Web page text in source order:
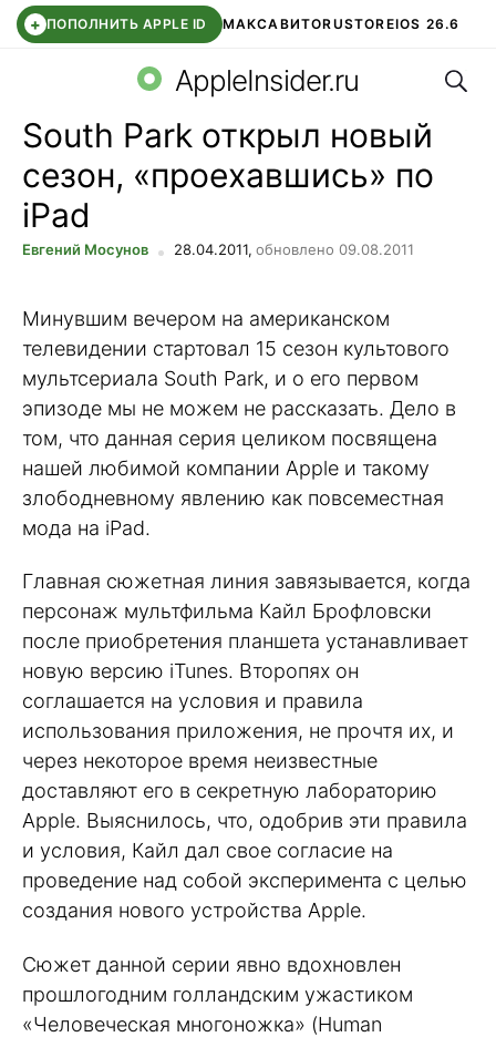
+ ПОПОЛНИТЬ APPLE ID МАКСАВИТОRUSTOREIOS 26.6
СБЕР КИДС ВТБ ОНЛАЙН ЧАТ В ROBLOX
AppleInsider.ru
South Park открыл новый
сезон, «проехавшись» по
iPad
Евгений Мосунов 28.04.2011, обновлено 09.08.2011
Минувшим вечером на американском
телевидении стартовал 15 сезон культового
мультсериала South Park, и о его первом
эпизоде мы не можем не рассказать. Дело в
том, что данная серия целиком посвящена
нашей любимой компании Apple и такому
злободневному явлению как повсеместная
мода на iPad.
Главная сюжетная линия завязывается, когда
персонаж мультфильма Кайл Брофловски
после приобретения планшета устанавливает
новую версию iTunes. Второпях он
соглашается на условия и правила
использования приложения, не прочтя их, и
через некоторое время неизвестные
доставляют его в секретную лабораторию
Apple. Выяснилось, что, одобрив эти правила
и условия, Кайл дал свое согласие на
проведение над собой эксперимента с целью
создания нового устройства Apple.
Сюжет данной серии явно вдохновлен
прошлогодним голландским ужастиком
«Человеческая многоножка» (Human